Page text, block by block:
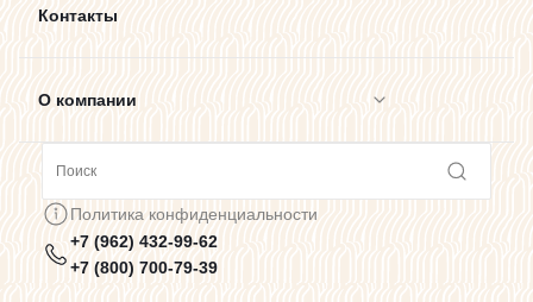
Контакты
О компании
Предупреждения о цветопередаче
Политика конфиденциальности
+7 (962) 432-99-62
+7 (800) 700-79-39